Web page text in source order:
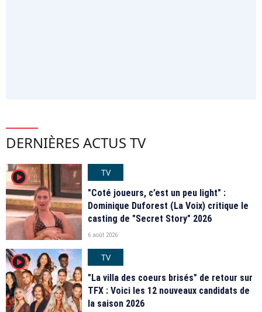
DERNIÈRES ACTUS TV
player2
TV
"Coté joueurs, c’est un peu light" :
Dominique Duforest (La Voix) critique le
casting de "Secret Story" 2026
6 août 2026
player2
TV
"La villa des coeurs brisés" de retour sur
TFX : Voici les 12 nouveaux candidats de
la saison 2026